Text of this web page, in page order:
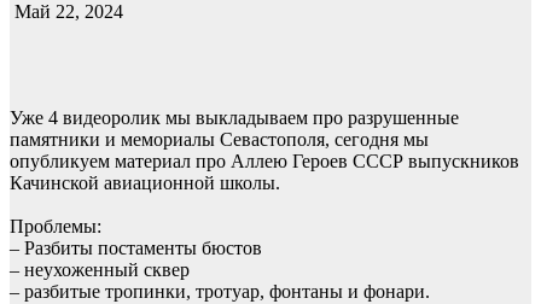
Май 22, 2024
Уже 4 видеоролик мы выкладываем про разрушенные
памятники и мемориалы Севастополя, сегодня мы
опубликуем материал про Аллею Героев СССР выпускников
Качинской авиационной школы.
Проблемы:
– Разбиты постаменты бюстов
– неухоженный сквер
– разбитые тропинки, тротуар, фонтаны и фонари.